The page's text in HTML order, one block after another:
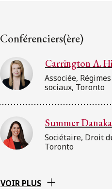
Conférenciers(ère)
Carrington A.
Associée,
sociaux, Toronto
Summer
Sociétaire, Droit
Toronto
VOIR PLUS